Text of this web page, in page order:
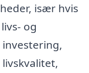
især hvis
og